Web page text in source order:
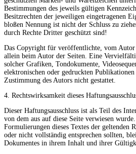
Bestimmungen des jeweils gültigen
Besitzrechten der jeweiligen eingetragenen
bloßen Nennung ist nicht der Schluss zu
durch Rechte Dritter geschützt sind!
Das Copyright für veröffentlichte, vom Autor
allein beim Autor der Seiten. Eine
solcher Grafiken, Tondokumente,
elektronischen oder gedruckten
Zustimmung des Autors nicht gestattet.
4. Rechtswirksamkeit dieses
Dieser Haftungsausschluss ist als Teil des
von dem aus auf diese Seite verwiesen
Formulierungen dieses Textes der geltenden
oder nicht vollständig entsprechen sollten,
Dokumentes in ihrem Inhalt und ihrer